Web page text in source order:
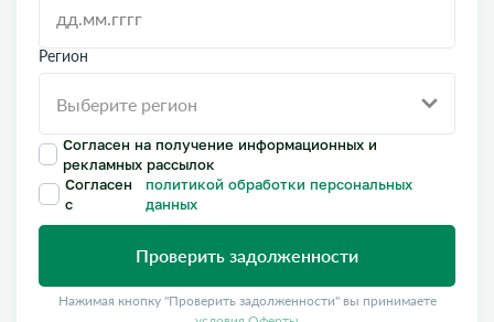
Регион
Согласен на получение информационных и
рекламных рассылок
Согласен
с
политикой обработки персональных
данных
Проверить задолженности
Нажимая кнопку "Проверить задолженности" вы принимаете